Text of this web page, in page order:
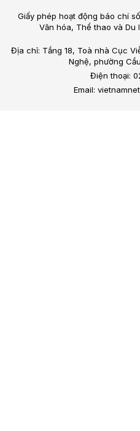
Giấy phép hoạt động báo chí
Văn hóa, Thể thao và Du
Địa chỉ: Tầng 18, Toà nhà Cục
Nghệ, phường
Điện thoại:
Email: